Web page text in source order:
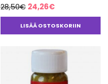
28,50€ Alkuperäinen
hinta
oli:
24,26€Nykyinen
hinta
on:
LISÄÄ OSTOSKORIIN